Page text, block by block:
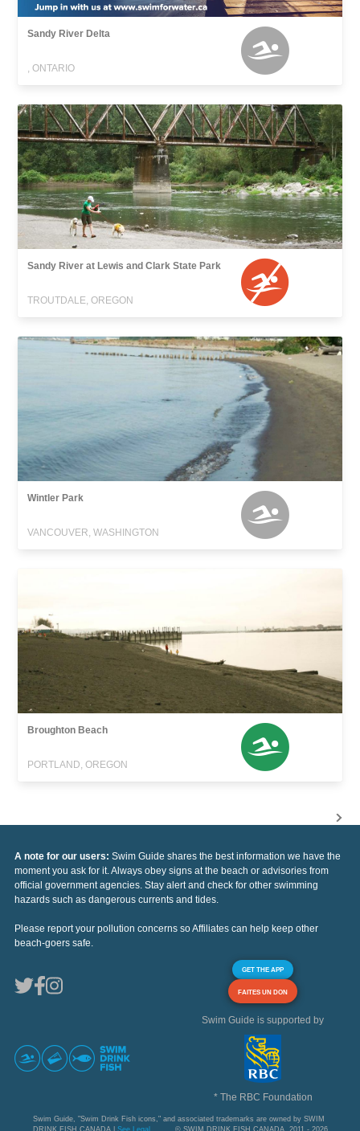
Sandy River Delta
, ONTARIO
Sandy River at Lewis and Clark State Park
TROUTDALE, OREGON
Wintler Park
VANCOUVER, WASHINGTON
Broughton Beach
PORTLAND, OREGON
A note for our users: Swim Guide shares the best information we have the
moment you ask for it. Always obey signs at the beach or advisories from
official government agencies. Stay alert and check for other swimming
hazards such as dangerous currents and tides.
Please report your pollution concerns so Affiliates can help keep other
beach-goers safe.
GET THE APP
FAITES UN DON
Swim Guide is supported by
* The RBC Foundation
Swim Guide, "Swim Drink Fish icons," and associated trademarks are owned by SWIM